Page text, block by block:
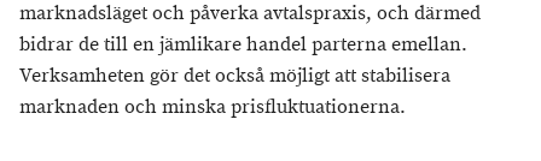
marknadsläget och påverka avtalspraxis, och därmed
bidrar de till en jämlikare handel parterna emellan.
Verksamheten gör det också möjligt att stabilisera
marknaden och minska prisfluktuationerna.